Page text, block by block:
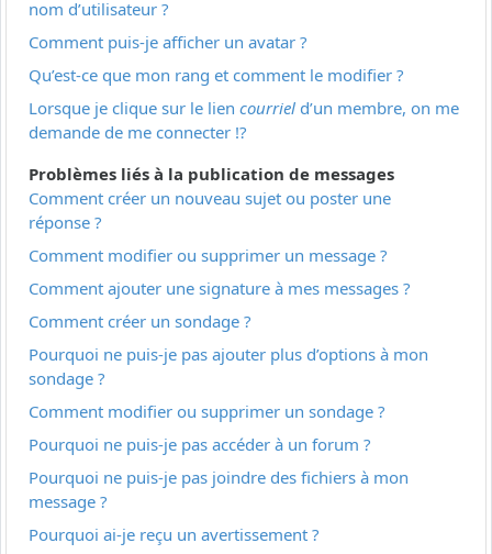
nom d’utilisateur ?
Comment puis-je afficher un avatar ?
Qu’est-ce que mon rang et comment le modifier ?
Lorsque je clique sur le lien courriel d’un membre, on me
demande de me connecter !?
Problèmes liés à la publication de messages
Comment créer un nouveau sujet ou poster une
réponse ?
Comment modifier ou supprimer un message ?
Comment ajouter une signature à mes messages ?
Comment créer un sondage ?
Pourquoi ne puis-je pas ajouter plus d’options à mon
sondage ?
Comment modifier ou supprimer un sondage ?
Pourquoi ne puis-je pas accéder à un forum ?
Pourquoi ne puis-je pas joindre des fichiers à mon
message ?
Pourquoi ai-je reçu un avertissement ?